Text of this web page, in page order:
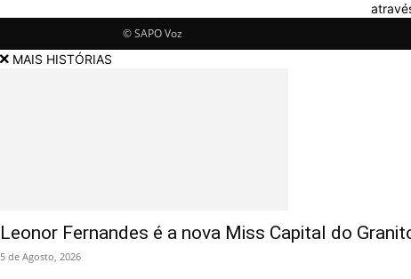
© SAPO Voz
MAIS HISTÓRIAS
Leonor Fernandes é a nova Miss Capital do
5 de Agosto, 2026